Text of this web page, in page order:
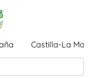
Castilla-La